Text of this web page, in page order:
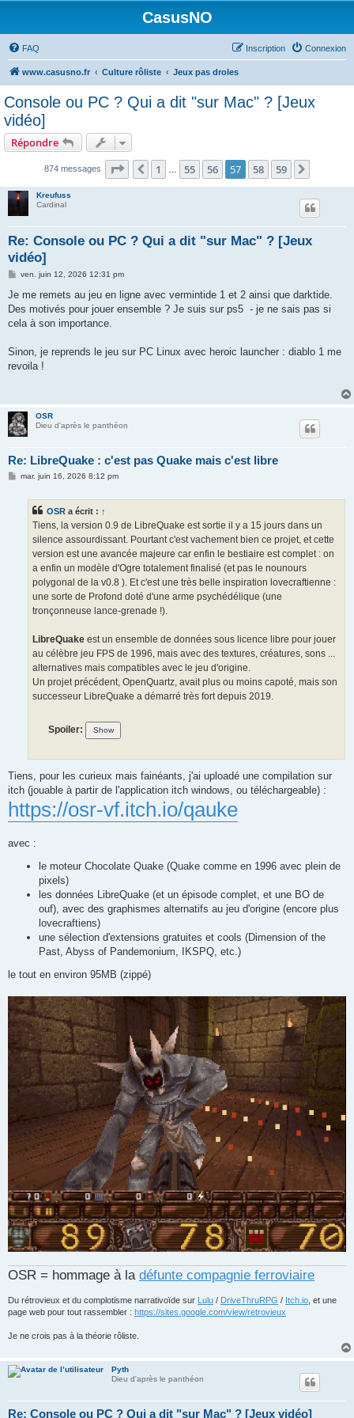
CasusNO
FAQ Connexion
Inscription
www.casusno.fr Culture rôliste Jeux pas droles
Console ou PC ? Qui a dit "sur Mac" ? [Jeux
vidéo]
Répondre
874 messages Page 57 sur 59
Précédent
1 55 56 57 58 59
Kreufuss
Cardinal
Re: Console ou PC ? Qui a dit "sur Mac" ? [Jeux
vidéo]
M
s
a
g
ven. juin 12, 2026 12:31 pm
Je me remets au jeu en ligne avec vermintide 1 et 2 ainsi que darktide.
Des motivés pour jouer ensemble ? Je suis sur ps5 - je ne sais pas si
cela à son importance.
Sinon, je reprends le jeu sur PC Linux avec heroic launcher : diablo 1 me
revoila !
OSR
Dieu d'après le panthéon
Re: LibreQuake : c'est pas Quake mais c'est libre
Mmar. juin 16, 2026 8:12 pm
OSR a écrit : ↑
Tiens, la version 0.9 de LibreQuake est sortie il y a 15 jours dans un
silence assourdissant. Pourtant c'est vachement bien ce projet, et cette
version est une avancée majeure car enfin le bestiaire est complet : on
a enfin un modèle d'Ogre totalement finalisé (et pas le nounours
polygonal de la v0.8 ). Et c'est une très belle inspiration lovecraftienne :
une sorte de Profond doté d'une arme psychédélique (une
tronçonneuse lance-grenade !).
LibreQuake est un ensemble de données sous licence libre pour jouer
au célèbre jeu FPS de 1996, mais avec des textures, créatures, sons ...
alternatives mais compatibles avec le jeu d'origine.
Un projet précédent, OpenQuartz, avait plus ou moins capoté, mais son
successeur LibreQuake a démarré très fort depuis 2019.
Spoiler:
Tiens, pour les curieux mais fainéants, j'ai uploadé une compilation sur
itch (jouable à partir de l'application itch windows, ou téléchargeable) :
https://osr-vf.itch.io/qauke
avec :
le moteur Chocolate Quake (Quake comme en 1996 avec plein de
pixels)
les données LibreQuake (et un épisode complet, et une BO de
ouf), avec des graphismes alternatifs au jeu d'origine (encore plus
lovecraftiens)
une sélection d'extensions gratuites et cools (Dimension of the
Past, Abyss of Pandemonium, IKSPQ, etc.)
le tout en environ 95MB (zippé)
OSR = hommage à la défunte compagnie ferroviaire
Du rétrovieux et du complotisme narrativoïde sur Lulu / DriveThruRPG / Itch.io , et une
page web pour tout rassembler : https://sites.google.com/view/retrovieux
Je ne crois pas à la théorie rôliste.
Pyth
Dieu d'après le panthéon
Re: Console ou PC ? Qui a dit "sur Mac" ? [Jeux vidéo]